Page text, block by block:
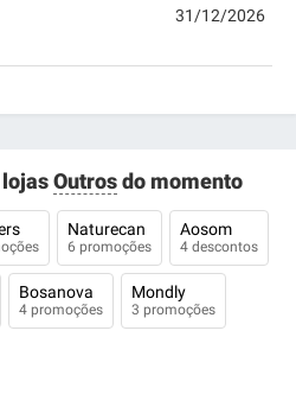
31/12/2026
Outrosdo momento
Naturecan
6 promoções
Aosom
4 descontos
Bosanova
4 promoções
Mondly
3 promoções